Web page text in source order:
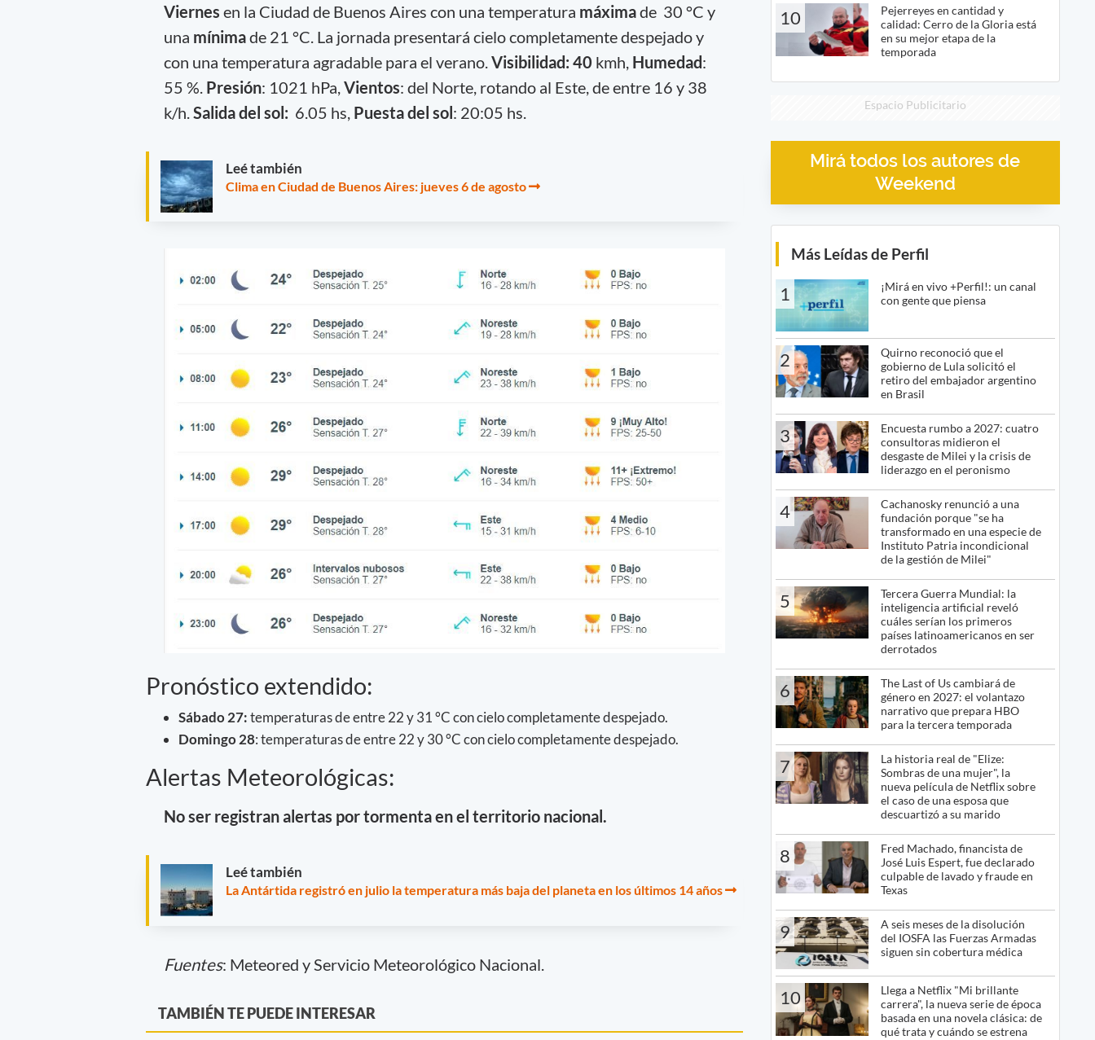
Viernes en la Ciudad de Buenos Aires con una temperatura máximade 30 °C y
una mínimade 21 °C. La jornada presentará cielo completamente despejado y
con una temperatura agradable para el verano. Visibilidad: 40 kmh, Humedad:
55 %. Presión: 1021 hPa, Vientos: del Norte, rotando al Este, de entre 16 y 38
k/h. Salida del sol: 6.05 hs, Puesta del sol: 20:05 hs.
Leé también
Clima en Ciudad de Buenos Aires: jueves 6 de agosto
Pronóstico extendido:
Sábado 27:temperaturas de entre 22 y 31 °C con cielo completamente despejado.
Domingo 28: temperaturas de entre 22 y 30 °C con cielo completamente despejado.
Alertas Meteorológicas:
No ser registran alertas por tormenta en el territorio nacional.
Leé también
La Antártida registró en julio la temperatura más baja del planeta en los últimos 14 años
Fuentes: Meteored y Servicio Meteorológico Nacional.
TAMBIÉN TE PUEDE INTERESAR
10
Pejerreyes en cantidad y
calidad: Cerro de la Gloria está
en su mejor etapa de la
temporada
Espacio Publicitario
Mirá todos los autores de
Weekend
Más Leídas de Perfil
1
¡Mirá en vivo +Perfil!: un canal
con gente que piensa
2
Quirno reconoció que el
gobierno de Lula solicitó el
retiro del embajador argentino
en Brasil
3
Encuesta rumbo a 2027: cuatro
consultoras midieron el
desgaste de Milei y la crisis de
liderazgo en el peronismo
4
Cachanosky renunció a una
fundación porque "se ha
transformado en una especie de
Instituto Patria incondicional
de la gestión de Milei"
5
Tercera Guerra Mundial: la
inteligencia artificial reveló
cuáles serían los primeros
países latinoamericanos en ser
derrotados
6
The Last of Us cambiará de
género en 2027: el volantazo
narrativo que prepara HBO
para la tercera temporada
7
La historia real de "Elize:
Sombras de una mujer", la
nueva película de Netflix sobre
el caso de una esposa que
descuartizó a su marido
8
Fred Machado, financista de
José Luis Espert, fue declarado
culpable de lavado y fraude en
Texas
9
A seis meses de la disolución
del IOSFA las Fuerzas Armadas
siguen sin cobertura médica
10
Llega a Netflix "Mi brillante
carrera", la nueva serie de época
basada en una novela clásica: de
qué trata y cuándo se estrena